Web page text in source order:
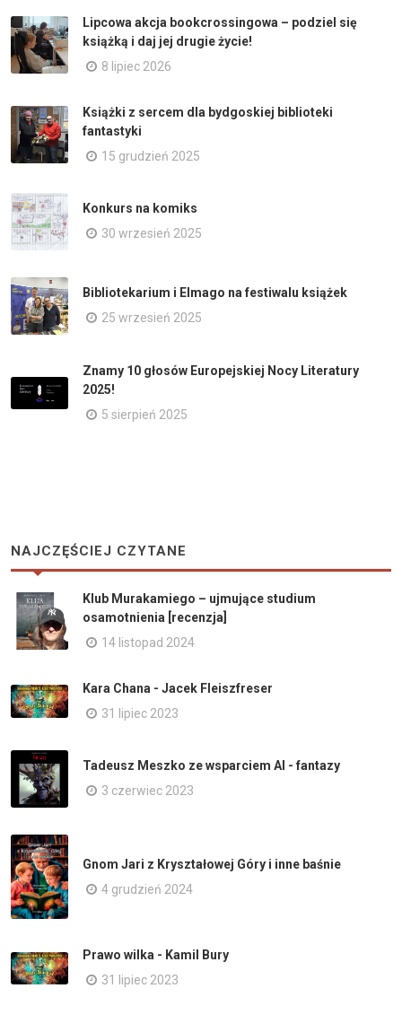
Lipcowa akcja bookcrossingowa – podziel się
książką i daj jej drugie życie!
8 lipiec 2026
Książki z sercem dla bydgoskiej biblioteki
fantastyki
15 grudzień 2025
Konkurs na komiks
30 wrzesień 2025
Bibliotekarium i Elmago na festiwalu książek
25 wrzesień 2025
Znamy 10 głosów Europejskiej Nocy Literatury
2025!
5 sierpień 2025
NAJCZĘŚCIEJ CZYTANE
Klub Murakamiego – ujmujące studium
osamotnienia [recenzja]
14 listopad 2024
Kara Chana - Jacek Fleiszfreser
31 lipiec 2023
Tadeusz Meszko ze wsparciem AI - fantazy
3 czerwiec 2023
Gnom Jari z Kryształowej Góry i inne baśnie
4 grudzień 2024
Prawo wilka - Kamil Bury
31 lipiec 2023